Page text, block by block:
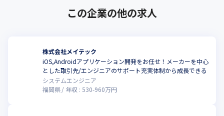
この企業の他の求人
株式会社メイテック
iOS,Androidアプリケーション開発をお任せ！メーカーを中心
とした取引先/エンジニアのサポート充実体制から成長できる
システムエンジニア
福岡県
年収 : 530-960万円